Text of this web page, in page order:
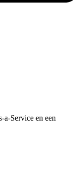
a-Service en een